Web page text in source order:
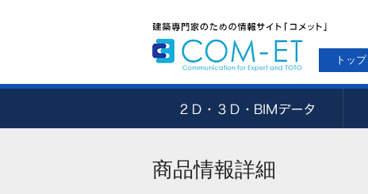
トップ
商品情報詳細